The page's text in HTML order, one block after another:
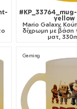
yellow
Mario Galaxy,
δίχρωμη με βάση
ματ,
Gaming